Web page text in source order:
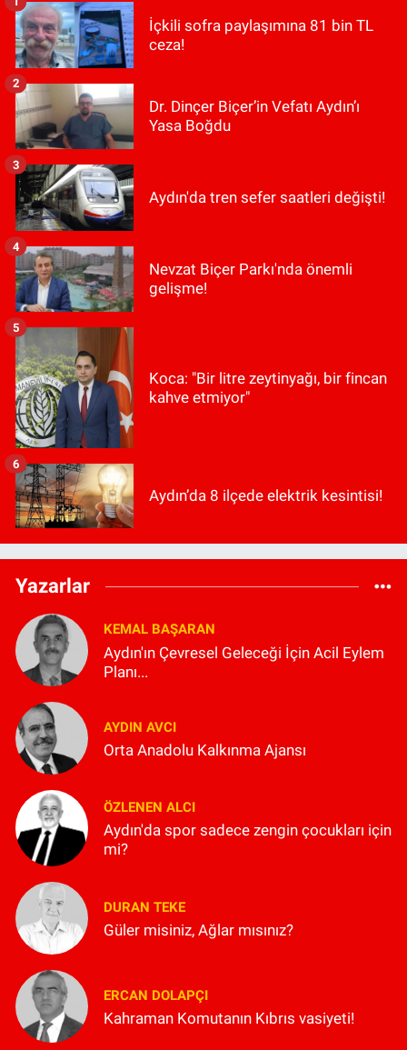
İçkili sofra paylaşımına 81 bin TL
ceza!
Dr. Dinçer Biçer’in Vefatı Aydın’ı
Yasa Boğdu
2
Aydın'da tren sefer saatleri değişti!
3
Nevzat Biçer Parkı'nda önemli
gelişme!
4
Koca: "Bir litre zeytinyağı, bir fincan
kahve etmiyor"
5
Aydın’da 8 ilçede elektrik kesintisi!
6
Yazarlar
KEMAL BAŞARAN
Aydın'ın Çevresel Geleceği İçin Acil Eylem
Planı...
AYDIN AVCI
Orta Anadolu Kalkınma Ajansı
ÖZLENEN ALCI
Aydın'da spor sadece zengin çocukları için
mi?
DURAN TEKE
Güler misiniz, Ağlar mısınız?
ERCAN DOLAPÇI
Kahraman Komutanın Kıbrıs vasiyeti!